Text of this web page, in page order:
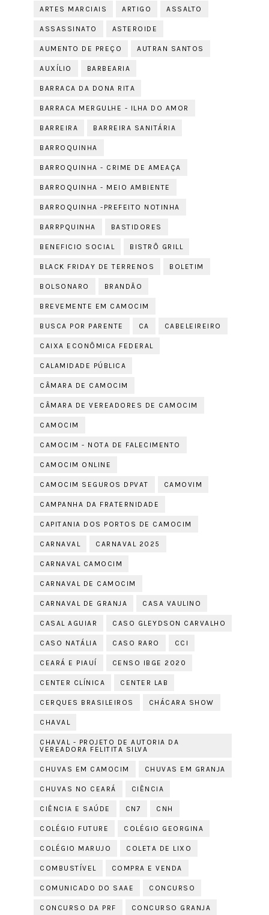
ARTES MARCIAIS ARTIGO ASSALTO
ASSASSINATO ASTEROIDE
AUMENTO DE PREÇO AUTRAN SANTOS
AUXÍLIO BARBEARIA
BARRACA DA DONA RITA
BARRACA MERGULHE - ILHA DO AMOR
BARREIRA BARREIRA SANITÁRIA
BARROQUINHA
BARROQUINHA - CRIME DE AMEAÇA
BARROQUINHA - MEIO AMBIENTE
BARROQUINHA -PREFEITO NOTINHA
BARRPQUINHA BASTIDORES
BENEFICIO SOCIAL BISTRÔ GRILL
BLACK FRIDAY DE TERRENOS BOLETIM
BOLSONARO BRANDÃO
BREVEMENTE EM CAMOCIM
BUSCA POR PARENTE CA CABELEIREIRO
CAIXA ECONÔMICA FEDERAL
CALAMIDADE PÚBLICA
CÂMARA DE CAMOCIM
CÂMARA DE VEREADORES DE CAMOCIM
CAMOCIM
CAMOCIM - NOTA DE FALECIMENTO
CAMOCIM ONLINE
CAMOCIM SEGUROS DPVAT CAMOVIM
CAMPANHA DA FRATERNIDADE
CAPITANIA DOS PORTOS DE CAMOCIM
CARNAVAL CARNAVAL 2025
CARNAVAL CAMOCIM
CARNAVAL DE CAMOCIM
CARNAVAL DE GRANJA CASA VAULINO
CASAL AGUIAR CASO GLEYDSON CARVALHO
CASO NATÁLIA CASO RARO CCI
CEARÁ E PIAUÍ CENSO IBGE 2020
CENTER CLÍNICA CENTER LAB
CERQUES BRASILEIROS CHÁCARA SHOW
CHAVAL
CHAVAL - PROJETO DE AUTORIA DA
VEREADORA FELITITA SILVA
CHUVAS EM CAMOCIM CHUVAS EM GRANJA
CHUVAS NO CEARÁ CIÊNCIA
CIÊNCIA E SAÚDE CN7 CNH
COLÉGIO FUTURE COLÉGIO GEORGINA
COLÉGIO MARUJO COLETA DE LIXO
COMBUSTÍVEL COMPRA E VENDA
COMUNICADO DO SAAE CONCURSO
CONCURSO DA PRF CONCURSO GRANJA